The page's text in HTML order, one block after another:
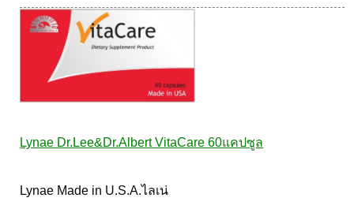
Provamed
Vin21
Galderma
Sebamed
Lynae Dr.Lee&Dr.Albert VitaCare 60แคปซูล
Lynae Made in U.S.A.ไลเน่